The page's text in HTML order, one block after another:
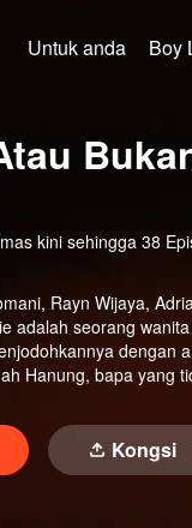
Untuk anda Boy
kini sehingga38
Rayn Wijaya,
adalah seorang
dengan
Hanung, bapa yang
sangat
Hari demi hari,
cacar, membantu
Kongsi